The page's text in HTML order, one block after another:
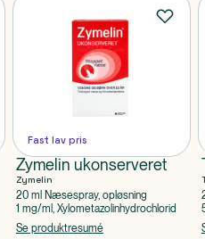
Fast lav pris
Zymelin ukonserveret
Zymelin
20 ml Næsespray, opløsning
1 mg/ml, Xylometazolinhydrochlorid
Se produktresumé